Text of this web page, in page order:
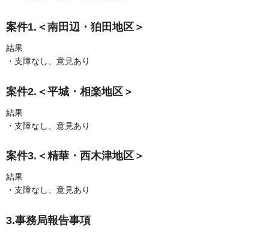
案件1.＜南田辺・狛田地区＞
結果
・支障なし、意見あり
案件2.＜平城・相楽地区＞
結果
・支障なし、意見あり
案件3.＜精華・西木津地区＞
結果
・支障なし、意見あり
3.事務局報告事項